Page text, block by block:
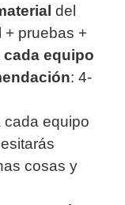
del
+ pruebas +
cada equipo
: 4-
cada equipo
cosas y